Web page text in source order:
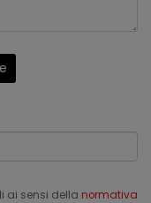
ai sensi della normativa